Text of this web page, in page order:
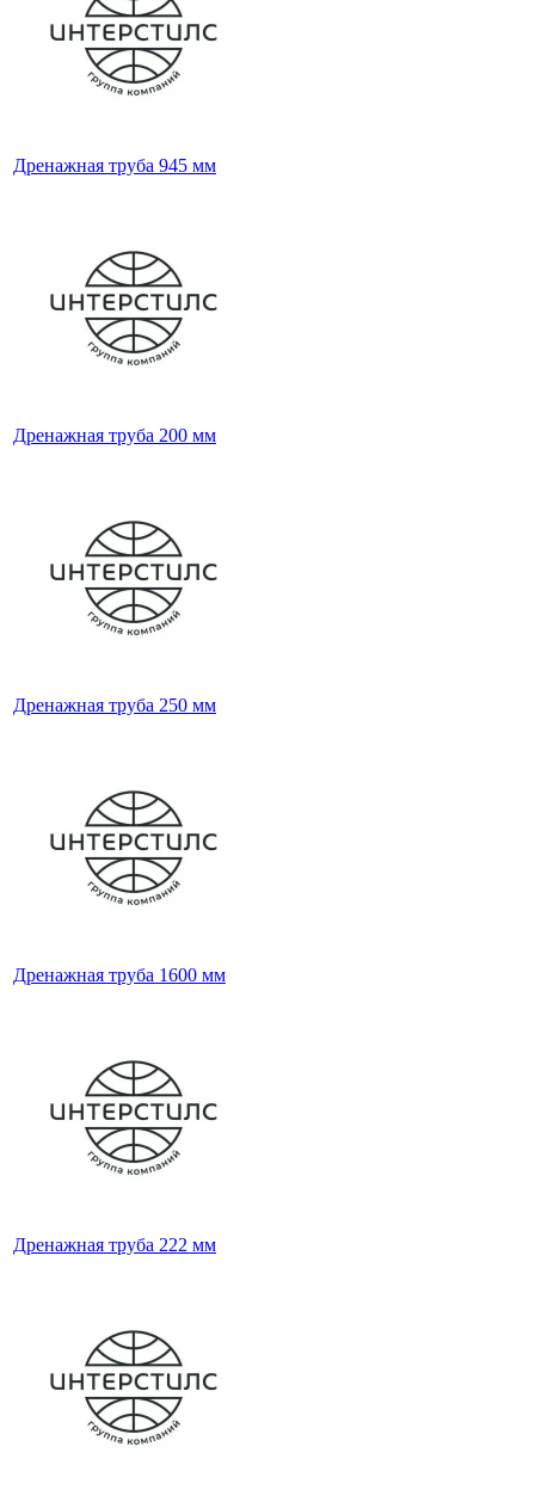
Дренажная труба 945 мм
Дренажная труба 200 мм
Дренажная труба 250 мм
Дренажная труба 1600 мм
Дренажная труба 222 мм